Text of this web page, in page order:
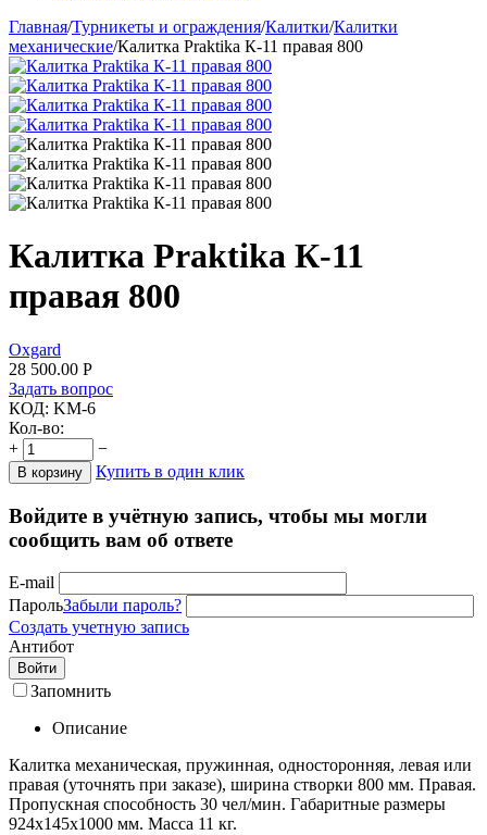
Главная/Турникеты и ограждения/Калитки/Калитки
механические/Калитка Praktika К-11 правая 800
Калитка Praktika К-11
правая 800
Oxgard
28 500.00 Р
Задать вопрос
КОД: KM-6
Кол-во:
+
−
В корзину Купить в один клик
Войдите в учётную запись, чтобы мы могли
сообщить вам об ответе
E-mail
ПарольЗабыли пароль?
Создать учетную запись
Антибот
Войти
Запомнить
Описание
Калитка механическая, пружинная, односторонняя, левая или
правая (уточнять при заказе), ширина створки 800 мм. Правая.
Пропускная способность 30 чел/мин. Габаритные размеры
924х145х1000 мм. Масса 11 кг.